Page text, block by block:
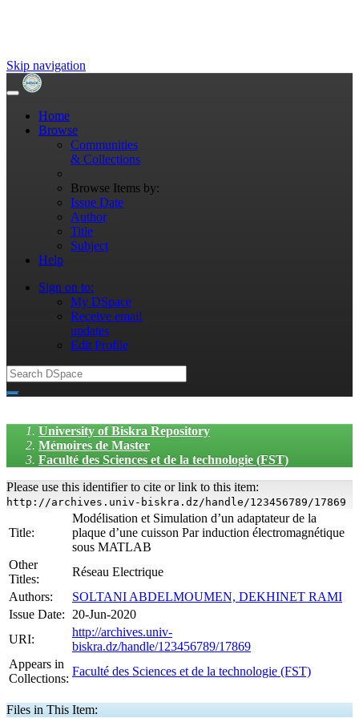
Skip navigation
Home
Browse
Communities
& Collections
Browse Items by:
Issue Date
Author
Title
Subject
Help
Sign on to:
My DSpace
Receive email
updates
Edit Profile
University of Biskra Repository
Mémoires de Master
Faculté des Sciences et de la technologie (FST)
Please use this identifier to cite or link to this item:
http://archives.univ-biskra.dz/handle/123456789/17869
Title:
Modélisation et Simulation d’un adaptateur de la
plaque d’une cuisson Par induction électromagnétique
sous MATLAB
Other
Titles:
Réseau Electrique
Authors:
SOLTANI ABDELMOUMEN, DEKHINET RAMI
Issue Date:
20-Jun-2020
URI:
http://archives.univ-
biskra.dz/handle/123456789/17869
Appears in
Collections:
Faculté des Sciences et de la technologie (FST)
Files in This Item: